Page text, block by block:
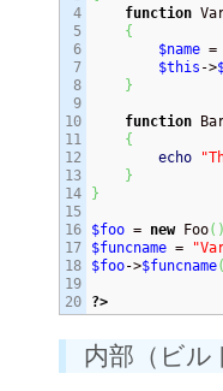
4
5
6
7
8
9
10
11
12
13
14
15
16
17
18
19
function
{
$name =
$this ->
}
function
{
echo
}
}
$foo = new Foo( )
$funcname =
$foo->$funcname(
?>
内部（ビル